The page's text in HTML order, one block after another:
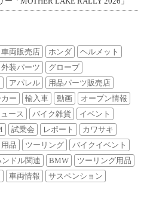
車両販売店 ホンダ
ヘルメット
外装パーツ
グローブ
アパレル
用品パーツ販売店
ー 輸入車 動画
オープン情報
ース バイク雑貨
イベント
試乗会 レポート
カワサキ
品 ツーリング
バイクイベント
ンドル関連 BMW
ツーリング用品
車両情報
サスペンション